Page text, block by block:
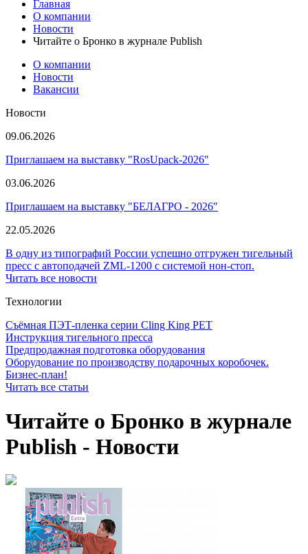
Главная
О компании
Новости
Читайте о Бронко в журнале Publish
О компании
Новости
Вакансии
Новости
09.06.2026
Приглашаем на выставку "RosUpack-2026"
03.06.2026
Приглашаем на выставку "БЕЛАГРО - 2026"
22.05.2026
В одну из типографий России успешно отгружен тигельный
пресс с автоподачей ZML-1200 с системой нон-стоп.
Читать все новости
Технологии
Съёмная ПЭТ-пленка серии Cling King PET
Инструкция тигельного пресса
Предпродажная подготовка оборудования
Оборудование по производству подарочных коробочек.
Бизнес-план!
Читать все статьи
Читайте о Бронко в журнале
Publish - Новости